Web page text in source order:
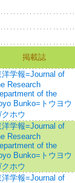
掲載誌
洋学報=Journal of
Research
of the
Bunko=トウヨウ
クホウ
洋学報=Journal of
Research
of the
Bunko=トウヨウ
クホウ
洋学報=Journal of